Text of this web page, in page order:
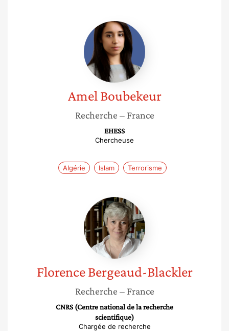
Amel
Boubekeur
Amel Boubekeur
Recherche – France
EHESS
Chercheuse
Algérie Islam Terrorisme
Florence
Bergeaud-
Blackler
Florence Bergeaud-Blackler
Recherche – France
CNRS (Centre national de la recherche
scientifique)
Chargée de recherche